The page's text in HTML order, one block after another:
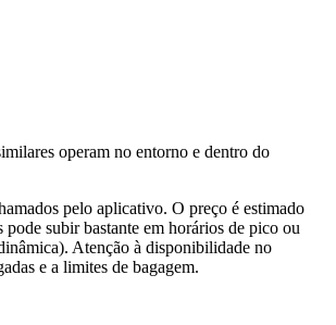
operam no entorno e dentro do
pelo aplicativo. O preço é estimado
pode subir bastante em horários de pico ou
Atenção à disponibilidade no
e a limites de bagagem.